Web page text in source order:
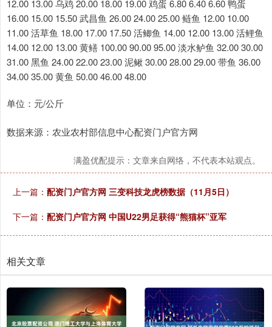
12.00 13.00 乌鸡 20.00 18.00 19.00 鸡蛋 6.80 6.40 6.60 鸭蛋
16.00 15.00 15.50 武昌鱼 26.00 24.00 25.00 鲢鱼 12.00 10.00
11.00 活草鱼 18.00 17.00 17.50 活鲫鱼 14.00 12.00 13.00 活鲤鱼
14.00 12.00 13.00 黄鳝 100.00 90.00 95.00 淡水鲈鱼 32.00 30.00
31.00 黑鱼 24.00 22.00 23.00 泥鳅 30.00 28.00 29.00 带鱼 36.00
34.00 35.00 黄鱼 50.00 46.00 48.00
单位：元/公斤
数据来源：农业农村部信息中心配资门户官方网
满盈优配提示：文章来自网络，不代表本站观点。
上一篇： 配资门户官方网 三变科技龙虎榜数据（11月5日）
下一篇： 配资门户官方网 中国U22男足获得“熊猫杯”亚军
相关文章